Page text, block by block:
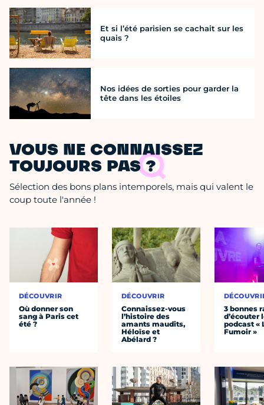
Et si l’été parisien se cachait sur les
quais ?
Nos idées de sorties pour garder la
tête dans les étoiles
VOUS NE CONNAISSEZ
TOUJOURS PAS ?
Sélection des bons plans intemporels, mais qui valent le
coup toute l'année !
DÉCOUVRIR
Où donner son
sang à Paris cet
été ?
DÉCOUVRIR
Connaissez-vous
l’histoire des
amants maudits,
Héloïse et
Abélard ?
3 bonnes
d’écouter
podcast «
Fumoir »